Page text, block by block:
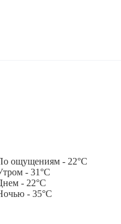
ощущениям - 22°C
- 31°C
- 22°C
- 35°C